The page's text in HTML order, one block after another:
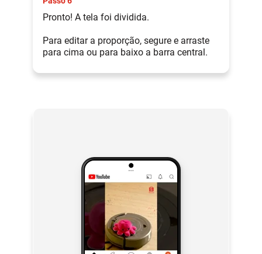
Pronto! A tela foi dividida.
Para editar a proporção, segure e arraste
para cima ou para baixo a barra central.